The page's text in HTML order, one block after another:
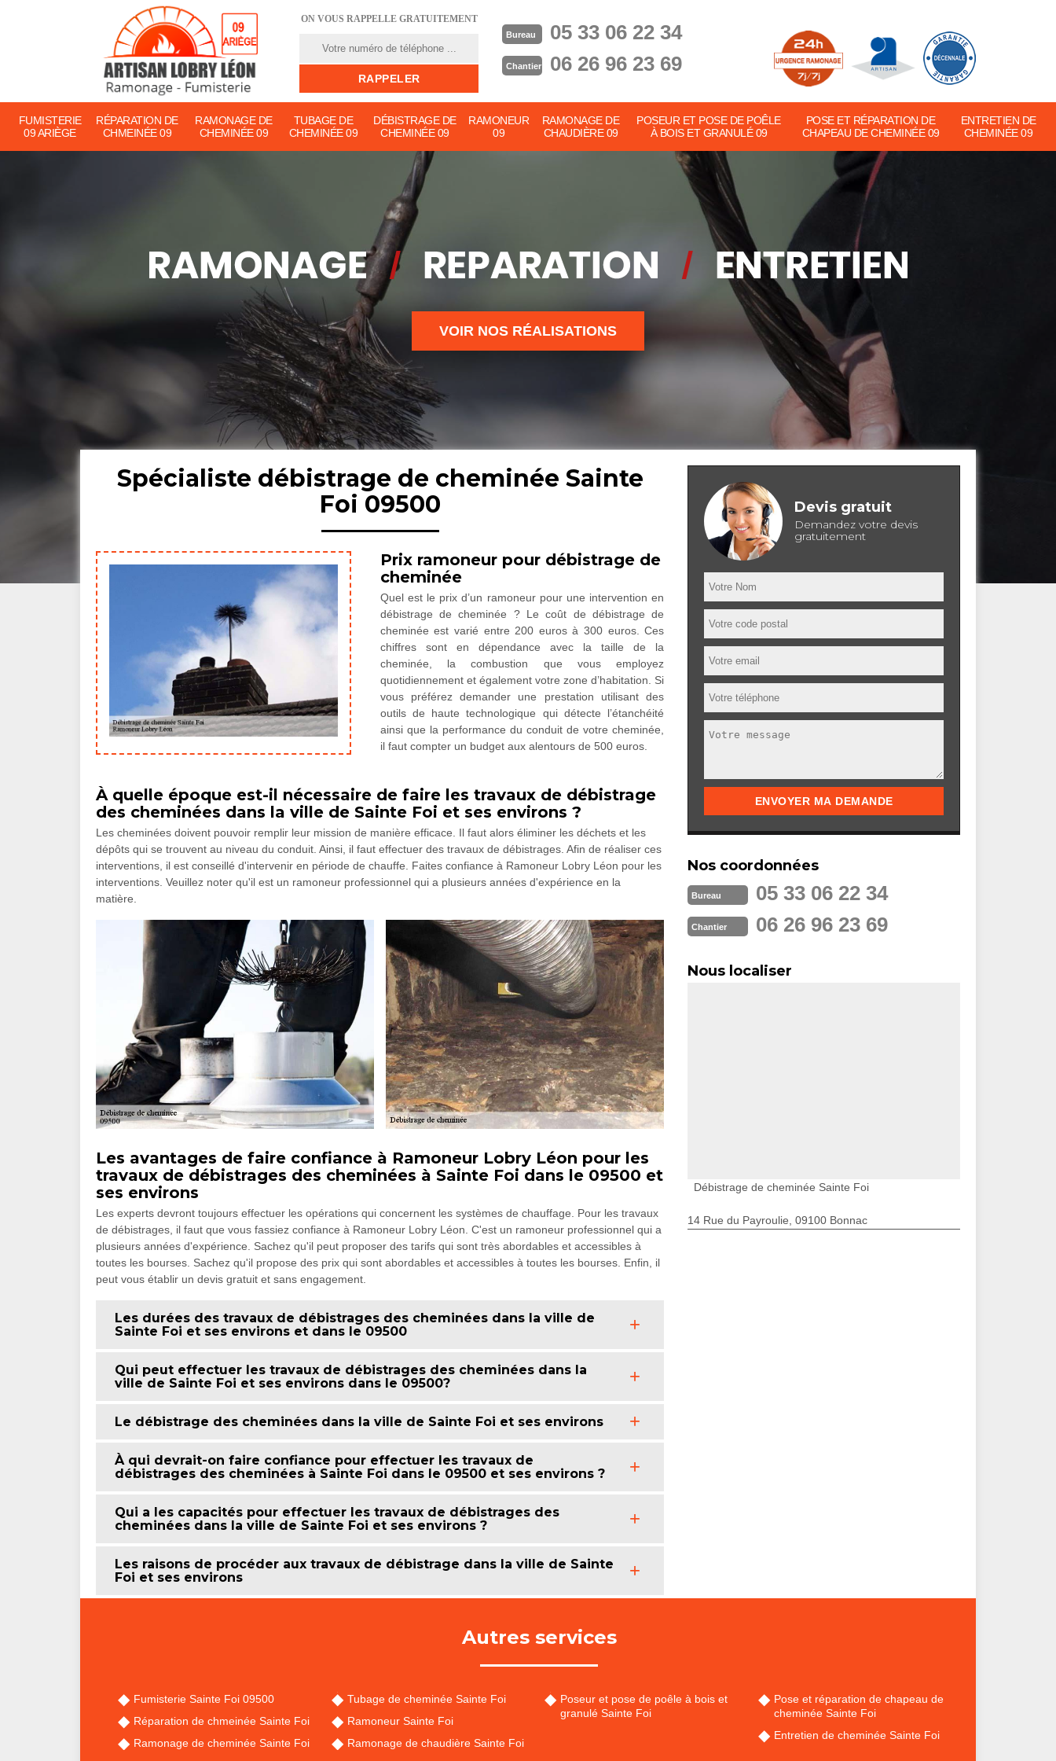
ON VOUS RAPPELLE GRATUITEMENT
Bureau 05 33 06 22 34
Chantier 06 26 96 23 69
FUMISTERIE
09 ARIÈGE
RÉPARATION DE
CHMEINÉE 09
RAMONAGE DE
CHEMINÉE 09
TUBAGE DE
CHEMINÉE 09
DÉBISTRAGE DE
CHEMINÉE 09
RAMONEUR
09
RAMONAGE DE
CHAUDIÈRE 09
POSEUR ET POSE DE POÊLE
À BOIS ET GRANULÉ 09
POSE ET RÉPARATION DE
CHAPEAU DE CHEMINÉE 09
ENTRETIEN DE
CHEMINÉE 09
VOIR NOS RÉALISATIONS
Spécialiste débistrage de cheminée Sainte
Foi 09500
Prix ramoneur pour débistrage de
cheminée
Quel est le prix d’un ramoneur pour une intervention en
débistrage de cheminée ? Le coût de débistrage de
cheminée est varié entre 200 euros à 300 euros. Ces
chiffres sont en dépendance avec la taille de la
cheminée, la combustion que vous employez
quotidiennement et également votre zone d’habitation. Si
vous préférez demander une prestation utilisant des
outils de haute technologique qui détecte l’étanchéité
ainsi que la performance du conduit de votre cheminée,
il faut compter un budget aux alentours de 500 euros.
À quelle époque est-il nécessaire de faire les travaux de débistrage
des cheminées dans la ville de Sainte Foi et ses environs ?
Les cheminées doivent pouvoir remplir leur mission de manière efficace. Il faut alors éliminer les déchets et les
dépôts qui se trouvent au niveau du conduit. Ainsi, il faut effectuer des travaux de débistrages. Afin de réaliser ces
interventions, il est conseillé d'intervenir en période de chauffe. Faites confiance à Ramoneur Lobry Léon pour les
interventions. Veuillez noter qu'il est un ramoneur professionnel qui a plusieurs années d'expérience en la
matière.
Les avantages de faire confiance à Ramoneur Lobry Léon pour les
travaux de débistrages des cheminées à Sainte Foi dans le 09500 et
ses environs
Les experts devront toujours effectuer les opérations qui concernent les systèmes de chauffage. Pour les travaux
de débistrages, il faut que vous fassiez confiance à Ramoneur Lobry Léon. C'est un ramoneur professionnel qui a
plusieurs années d'expérience. Sachez qu'il peut proposer des tarifs qui sont très abordables et accessibles à
toutes les bourses. Sachez qu'il propose des prix qui sont abordables et accessibles à toutes les bourses. Enfin, il
peut vous établir un devis gratuit et sans engagement.
Les durées des travaux de débistrages des cheminées dans la ville de
Sainte Foi et ses environs et dans le 09500
Qui peut effectuer les travaux de débistrages des cheminées dans la
ville de Sainte Foi et ses environs dans le 09500?
Le débistrage des cheminées dans la ville de Sainte Foi et ses environs
À qui devrait-on faire confiance pour effectuer les travaux de
débistrages des cheminées à Sainte Foi dans le 09500 et ses environs ?
Qui a les capacités pour effectuer les travaux de débistrages des
cheminées dans la ville de Sainte Foi et ses environs ?
Les raisons de procéder aux travaux de débistrage dans la ville de Sainte
Foi et ses environs
Devis gratuit
Demandez votre devis
gratuitement
Nos coordonnées
Bureau 05 33 06 22 34
Chantier 06 26 96 23 69
Nous localiser
Débistrage de cheminée Sainte Foi
14 Rue du Payroulie, 09100 Bonnac
Autres services
Fumisterie Sainte Foi 09500
Réparation de chmeinée Sainte Foi
Ramonage de cheminée Sainte Foi
Tubage de cheminée Sainte Foi
Ramoneur Sainte Foi
Ramonage de chaudière Sainte Foi
Poseur et pose de poêle à bois et
granulé Sainte Foi
Pose et réparation de chapeau de
cheminée Sainte Foi
Entretien de cheminée Sainte Foi